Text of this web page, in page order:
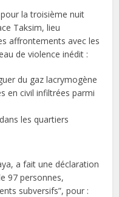
la troisième nuit
Taksim, lieu
affrontements avec les
de violence inédit :
du gaz lacrymogène
en civil infiltrées parmi
les quartiers
a fait une déclaration
97 personnes,
subversifs”, pour :